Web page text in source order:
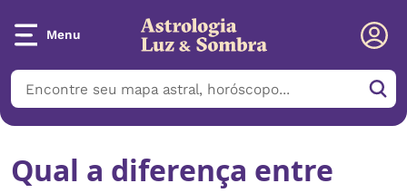
Menu
Qual a diferença entre